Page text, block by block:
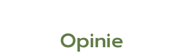
Opinie